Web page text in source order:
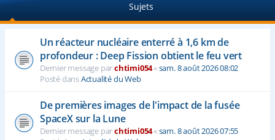
Sujets
Un réacteur nucléaire enterré à 1,6 km de
profondeur : Deep Fission obtient le feu vert
Dernier message parchtimi054«sam. 8 août 2026 08:02
Posté dansActualité du Web
De premières images de l'impact de la fusée
SpaceX sur la Lune
Dernier message parchtimi054«sam. 8 août 2026 07:55